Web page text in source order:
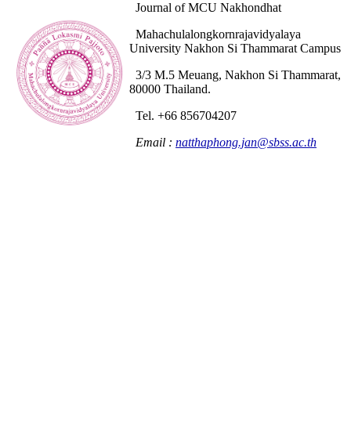
Journal of MCU Nakhondhat
Mahachulalongkornrajavidyalaya
University Nakhon Si Thammarat Campus
3/3 M.5 Meuang, Nakhon Si Thammarat,
80000 Thailand.
Tel. +66 856704207
Email : natthaphong.jan@sbss.ac.th